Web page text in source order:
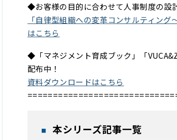
◆お客様の目的に合わせて人事制度の設
「自律型組織への変革コンサルティン
はこちら
◆「マネジメント育成ブック」「
配布中！
資料ダウンロードはこちら
本シリーズ記事一覧